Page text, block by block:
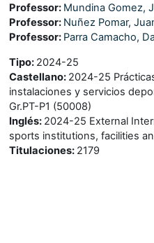
Professor: Mundina Gomez,
Professor: Nuñez Pomar,
Professor: Parra Camacho,
Tipo: 2024-25
Castellano: 2024-25
instalaciones y servicios
Gr.PT-P1 (50008)
Inglés: 2024-25 External
sports institutions, facilities
Titulaciones: 2179